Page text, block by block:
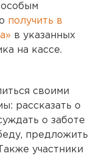
особым
получить в
в указанных
на кассе.
своими
рассказать о
о заботе
предложить
участники